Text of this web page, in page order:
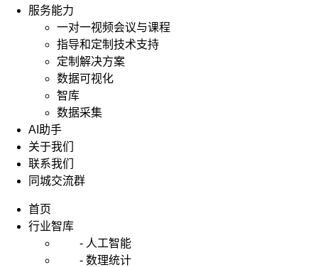
服务能力
一对一视频会议与课程
指导和定制技术支持
定制解决方案
数据可视化
智库
数据采集
AI助手
关于我们
联系我们
同城交流群
首页
行业智库
- 人工智能
- 数理统计